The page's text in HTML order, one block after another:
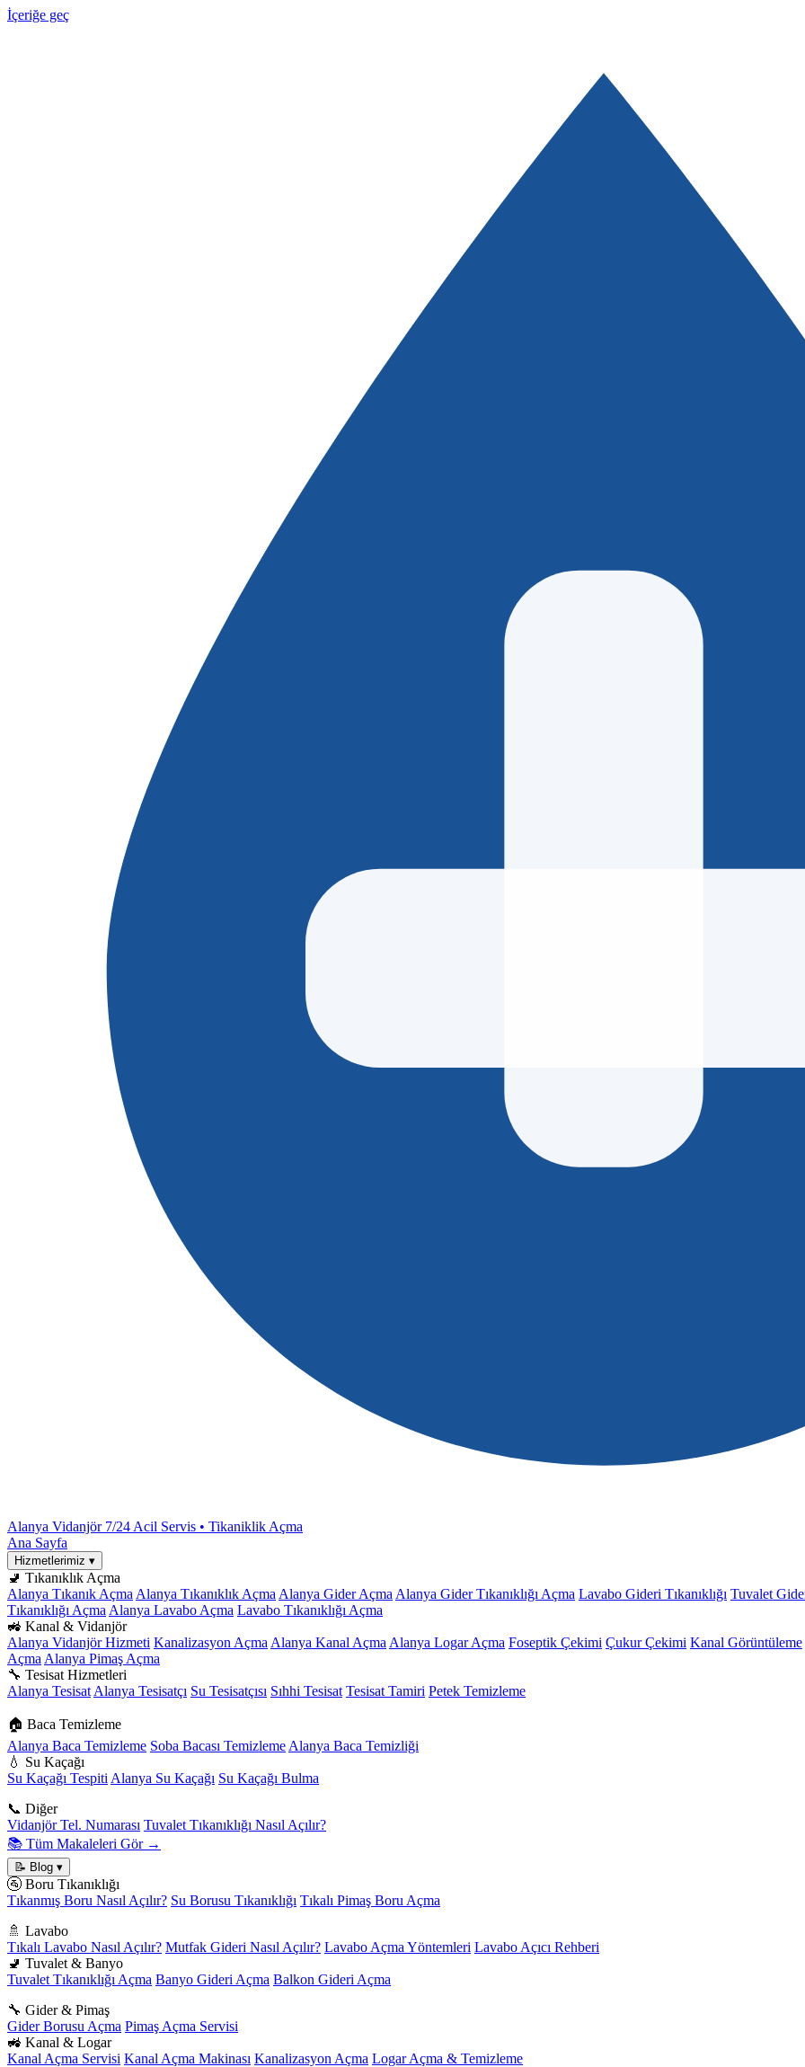
İçeriğe geç
Alanya Vidanjör 7/24 Acil Servis • Tikaniklik Açma
Ana Sayfa
Hizmetlerimiz ▾
🚽 Tıkanıklık Açma
Alanya Tıkanık Açma Alanya Tıkanıklık Açma Alanya Gider Açma Alanya Gider Tıkanıklığı Açma Lavabo Gideri Tıkanıklığı Tuvalet
Tıkanıklığı Açma Alanya Lavabo Açma Lavabo Tıkanıklığı Açma
🚜 Kanal & Vidanjör
Alanya Vidanjör Hizmeti Kanalizasyon Açma Alanya Kanal Açma Alanya Logar Açma Foseptik Çekimi Çukur Çekimi Kanal Görüntüleme
Açma Alanya Pimaş Açma
🔧 Tesisat Hizmetleri
Alanya Tesisat Alanya Tesisatçı Su Tesisatçısı Sıhhi Tesisat Tesisat Tamiri Petek Temizleme
🏠 Baca Temizleme
Alanya Baca Temizleme Soba Bacası Temizleme Alanya Baca Temizliği
💧 Su Kaçağı
Su Kaçağı Tespiti Alanya Su Kaçağı Su Kaçağı Bulma
📞 Diğer
Vidanjör Tel. Numarası Tuvalet Tıkanıklığı Nasıl Açılır?
📚 Tüm Makaleleri Gör →
📝 Blog ▾
🚰 Boru Tıkanıklığı
Tıkanmış Boru Nasıl Açılır? Su Borusu Tıkanıklığı Tıkalı Pimaş Boru Açma
🚿 Lavabo
Tıkalı Lavabo Nasıl Açılır? Mutfak Gideri Nasıl Açılır? Lavabo Açma Yöntemleri Lavabo Açıcı Rehberi
🚽 Tuvalet & Banyo
Tuvalet Tıkanıklığı Açma Banyo Gideri Açma Balkon Gideri Açma
🔧 Gider & Pimaş
Gider Borusu Açma Pimaş Açma Servisi
🚜 Kanal & Logar
Kanal Açma Servisi Kanal Açma Makinası Kanalizasyon Açma Logar Açma & Temizleme